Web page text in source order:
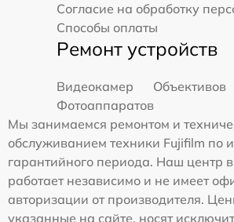
Согласие на обработку
Способы оплаты
Ремонт устройств
Видеокамер
Объективов
Фотоаппаратов
Мы занимаемся ремонтом и
обслуживанием техники Fujifilm по
гарантийного периода. Наш центр
работает независимо и не имеет
авторизации от производителя.
указанные на сайте, носят